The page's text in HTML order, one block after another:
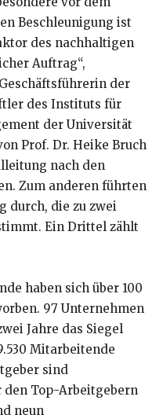
Beschleunigung ist
des nachhaltigen
Auftrag“,
der
des Instituts für
der Universität
Prof. Dr. Heike Bruch
nach den
Zum anderen führten
durch, die zu zwei
Ein Drittel zählt
haben sich über 100
97 Unternehmen
Jahre das Siegel
Mitarbeitende
sind
Top-Arbeitgebern
neun